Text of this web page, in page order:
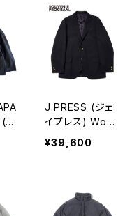
エ
ョ
J.PRESS (ジェ
イプレス) Wool
Polyester Stre
tch Toropical
¥39,600